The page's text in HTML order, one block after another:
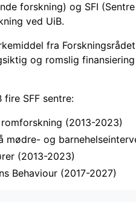
forskning) og SFI
ved UiB.
fra
og romslig
SFF sentre:
(2013-2023)
mødre- og
(2013-2023)
Behaviour (2017-2027)